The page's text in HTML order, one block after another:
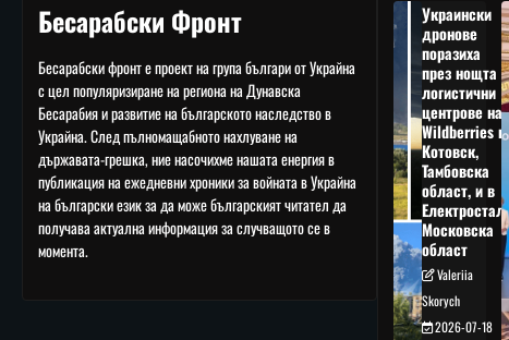
Бесарабски Фронт
Бесарабски фронт е проект на група българи от Украйна
с цел популяризиране на региона на Дунавска
Бесарабия и развитие на българското наследство в
Украйна. След пълномащабното нахлуване на
държавата-грешка, ние насочихме нашата енергия в
публикация на ежедневни хроники за войната в Украйна
на български език за да може българският читател да
получава актуална информация за случващото се в
момента.
Украински
дронове
поразиха
през нощта
логистични
центрове на
Wildberries в
Котовск,
Тамбовска
област, и в
Електростал,
Московска
област
Valeriia
Skorych
2026-07-18